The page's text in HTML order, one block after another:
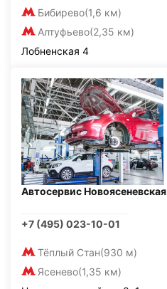
Бибирево(1,6 км)
Алтуфьево(2,35 км)
Лобненская 4
Автосервис Новоясеневская
+7 (495) 023-10-01
Тёплый Стан(930 м)
Ясенево(1,35 км)